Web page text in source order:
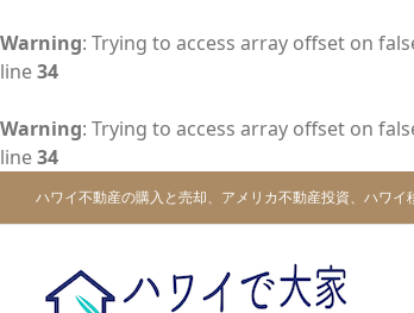
Warning: Trying to access array offset on
line34
Warning: Trying to access array offset on
line34
ハワイ不動産の購入と売却、アメリカ不動産投資、ハワイ